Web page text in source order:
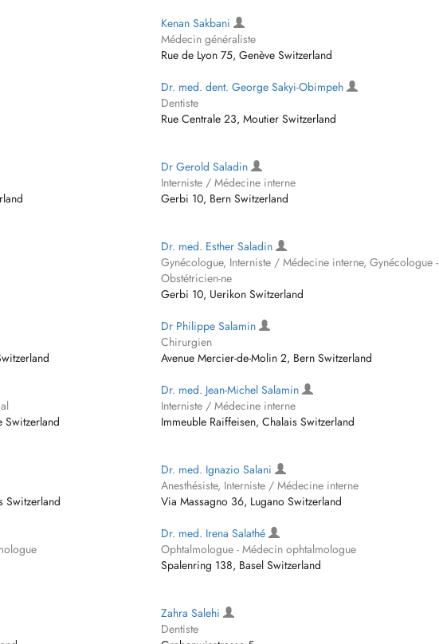
Kenan Sakbani
Médecin généraliste
Rue de Lyon 75, Genève Switzerland
Dr. med. dent. George Sakyi-Obimpeh
Dentiste
Rue Centrale 23, Moutier Switzerland
Dr Gerold Saladin
Interniste / Médecine interne
Gerbi 10, Bern Switzerland
Dr. med. Esther Saladin
Gynécologue, Interniste / Médecine interne, Gynécologue -
Obstétricien-ne
Gerbi 10, Uerikon Switzerland
Dr Philippe Salamin
Chirurgien
Avenue Mercier-de-Molin 2, Bern Switzerland
Switzerland
Dr. med. Jean-Michel Salamin
Interniste / Médecine interne
Immeuble Raiffeisen, Chalais Switzerland
Switzerland
Dr. med. Ignazio Salani
Anesthésiste, Interniste / Médecine interne
Via Massagno 36, Lugano Switzerland
Dr. med. Irena Salathé
Ophtalmologue - Médecin ophtalmologue
Spalenring 138, Basel Switzerland
Zahra Salehi
Dentiste